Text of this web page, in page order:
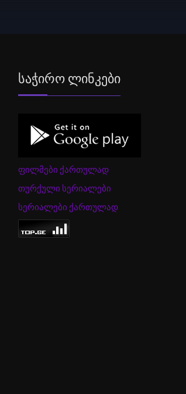
Საჭირო Ლინკები
ფილმები ქართულად
თურქული სერიალები
სერიალები ქართულად